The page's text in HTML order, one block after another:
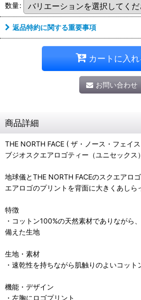
数量:
返品特約に関する重要事項
カートに入れ
お問い合わせ
商品詳細
THE NORTH FACE ( ザ・ノース・フェイ
ブジオスクエアロゴティー（ユニセックス
地球儀とTHE NORTH FACEのスクエアロ
エアロゴのプリントを背面に大きくあしら
特徴
・コットン100%の天然素材でありながら
備えた生地
生地・素材
・速乾性を持ちながら肌触りのよいコット
機能・デザイン
・左胸にロゴプリント